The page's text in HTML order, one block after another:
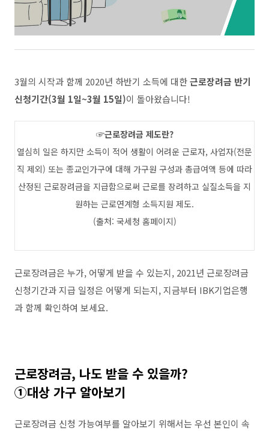
3월의 시작과 함께 2020년 하반기 소득에 대한근로장려금 반기
신청기간(3월 1일~3월 15일)이 돌아왔습니다!
☞근로장려금 제도란?
열심히 일은 하지만 소득이 적어 생활이 어려운 근로자, 사업자(전문
직 제외) 또는 종교인가구에 대해 가구원 구성과 총급여액 등에 따라
산정된 근로장려금을 지급함으로써 근로를 장려하고 실질소득을 지
원하는 근로연계형 소득지원 제도.
(출처: 국세청 홈페이지)
근로장려금은 누가, 어떻게 받을 수 있는지, 2021년 근로장려금
신청기간과 지급 일정은 어떻게 되는지,지금부터 IBK기업은행
과 함께 확인하여 보세요.
근로장려금, 나도 받을 수 있을까?
①대상 가구 알아보기
근로장려금 신청 가능여부를 알아보기 위해서는 우선 본인이 속